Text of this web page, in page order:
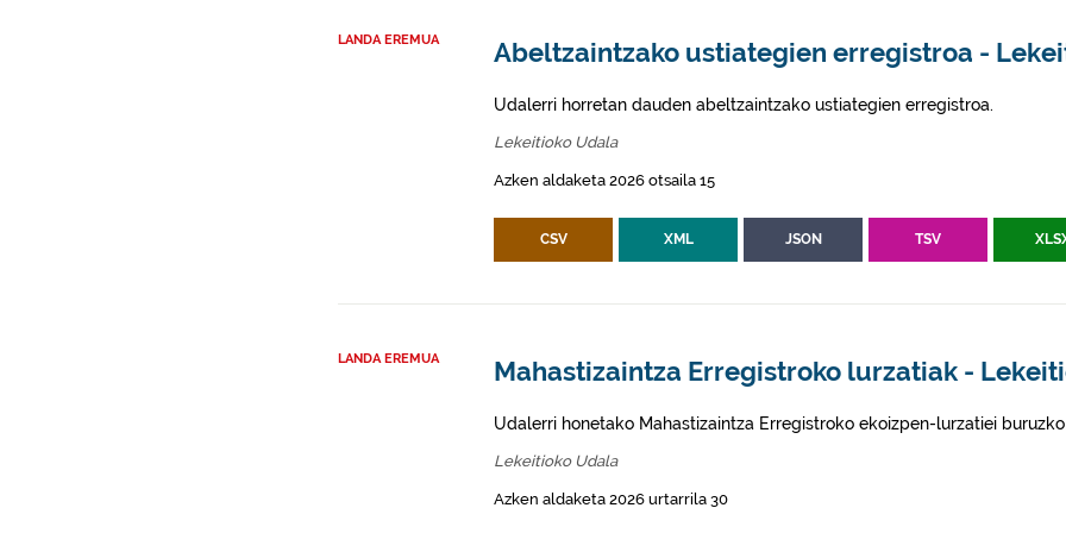
LANDA EREMUA Abeltzaintzako ustiategien erregistroa -
Udalerri horretan dauden abeltzaintzako ustiategien erregistroa.
Lekeitioko Udala
Azken aldaketa 2026 otsaila 15
CSV XML JSON TSV
LANDA EREMUA Mahastizaintza Erregistroko lurzatiak -
Udalerri honetako Mahastizaintza Erregistroko ekoizpen-lurzatiei
Lekeitioko Udala
Azken aldaketa 2026 urtarrila 30